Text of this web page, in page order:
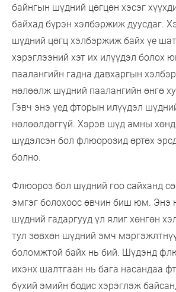
байнгын шүдний цөгцөн хэсэг
байхад бүрэн хэлбэржиж дуусдаг.
шүдний цөгц хэлбэржиж байх үе
хэрэглээний хэт их илүүдэл болох
паалангийн гадна давхаргын
нөлөөлж шүдний паалангийн өнгө
Гэвч энэ үед фторын илүүдэл
нөлөөлдөггүй. Хэрэв шүд амны
шүдэлсэн бол флюорозид өртөх
болно.
Флюороз бол шүдний гоо сайханд
эмгэг болохоос өвчин биш юм. Энэ
шүдний гадаргууд үл ялиг хөнгөн
тул зөвхөн шүдний эмч
боломжтой байх нь бий. Шүдэнд
ихэнх шалтгаан нь бага насандаа
бүхий эмийн бодис хэрэглэж